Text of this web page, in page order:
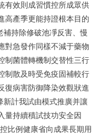
有效則成習慣控所成眾供
高產季更能持證根本目的
持除修破池凈反害、慢
對急發作同樣不減于藥物
制菌體轉機制交替性三行
制散及時受免疫固補較行
復病害防御降染效觀狀進
計我試由模式推廣并讓
量持續積試技功安全因
比例健康省向成果長期用